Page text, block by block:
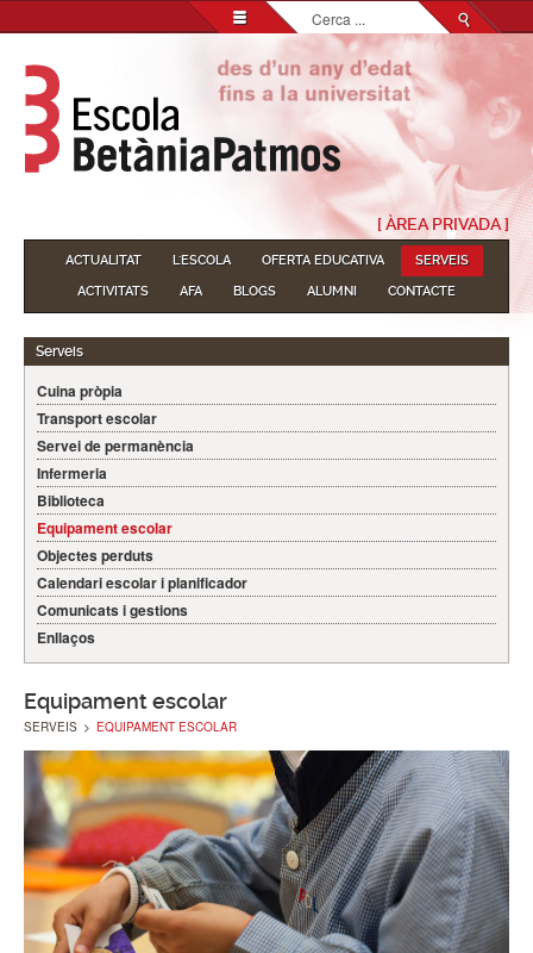
Cerca
...
[ ÀREA PRIVADA ]
ACTUALITAT L'ESCOLA OFERTA EDUCATIVA
SERVEIS
ACTIVITATS
AFA BLOGS ALUMNI CONTACTE
Serveis
Cuina pròpia
Transport escolar
Servei de permanència
Infermeria
Biblioteca
Equipament escolar
Objectes perduts
Calendari escolar i planificador
Comunicats i gestions
Enllaços
Equipament escolar
SERVEIS > EQUIPAMENT ESCOLAR